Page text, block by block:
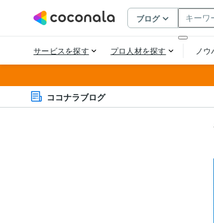
ココナラブログ